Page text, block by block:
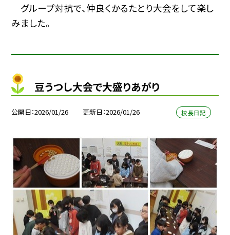
グループ対抗で、仲良くかるたとり大会をして楽し
みました。
豆うつし大会で大盛りあがり
公開日 2026/01/26 更新日 2026/01/26 校長日記